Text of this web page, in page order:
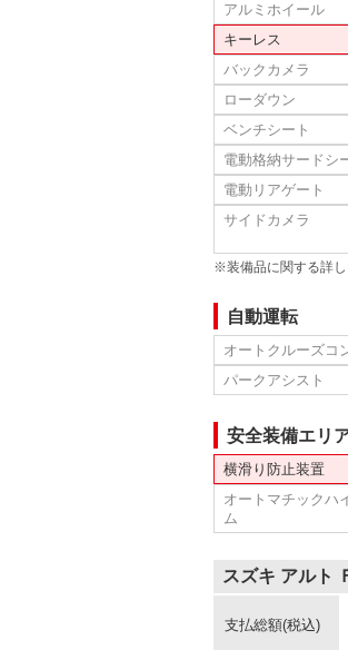
アルミホイール
キーレス
バックカメラ
ローダウン
ベンチシート
電動格納サードシ
電動リアゲート
サイドカメラ
※装備品に関する詳し
自動運転
オートクルーズコ
パークアシスト
安全装備エリ
横滑り防止装置
オートマチックハ
ム
スズキ アルト
支払総額(税込)